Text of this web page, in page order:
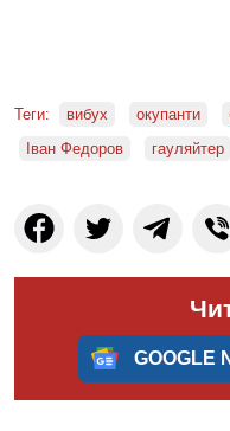
Теги: вибух окупанти
Іван Федоров
гауляйтер
GOOGLE